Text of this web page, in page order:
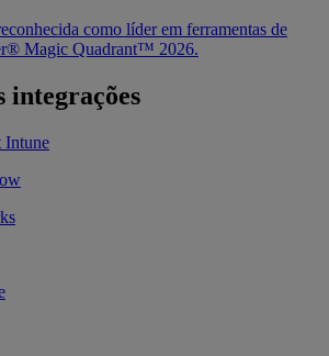
como líder em ferramentas de
Magic Quadrant™ 2026.
integrações
Intune